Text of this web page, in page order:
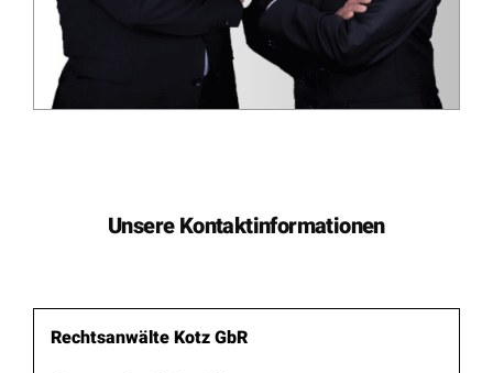
Unsere Kontaktinformationen
Rechtsanwälte Kotz GbR